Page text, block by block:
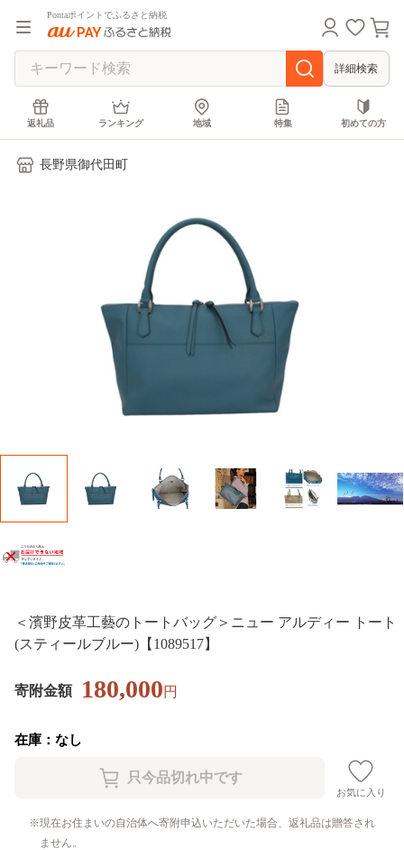
Pontaポイントでふるさと納税
詳細検索
返礼品 ランキング 地域 特集 初めての方
長野県御代田町
＜濱野皮革工藝のトートバッグ＞ニュー アルディー トート
(スティールブルー)【1089517】
寄附金額 180,000円
在庫：なし
お気に入り
現在お住まいの自治体へ寄附申込いただいた場合、返礼品は贈答され
ません。